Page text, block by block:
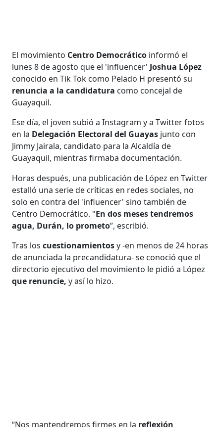
El movimiento Centro Democrático informó el
lunes 8 de agosto que el 'influencer' Joshua López
conocido en Tik Tok como Pelado H presentó su
renuncia a la candidatura como concejal de
Guayaquil.
Ese día, el joven subió a Instagram y a Twitter fotos
en la Delegación Electoral del Guayas junto con
Jimmy Jairala, candidato para la Alcaldía de
Guayaquil, mientras firmaba documentación.
Horas después, una publicación de López en Twitter
estalló una serie de críticas en redes sociales, no
solo en contra del 'influencer' sino también de
Centro Democrático. "En dos meses tendremos
agua, Durán, lo prometo”, escribió.
Tras los cuestionamientosy -en menos de 24 horas
de anunciada la precandidatura- se conoció que el
directorio ejecutivo del movimiento le pidió a López
que renuncie, y así lo hizo.
“Nos mantendremos firmes en la reflexión